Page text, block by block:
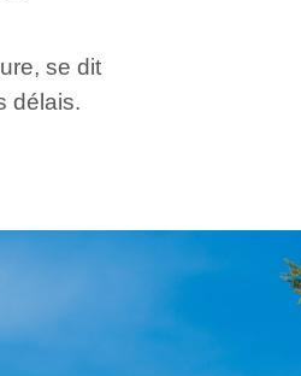
se dit
délais.